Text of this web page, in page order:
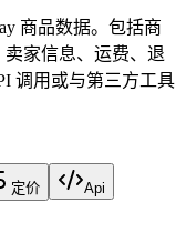
商品数据。包括商
家信息、运费、退
调用或与第三方工具
定价 Api